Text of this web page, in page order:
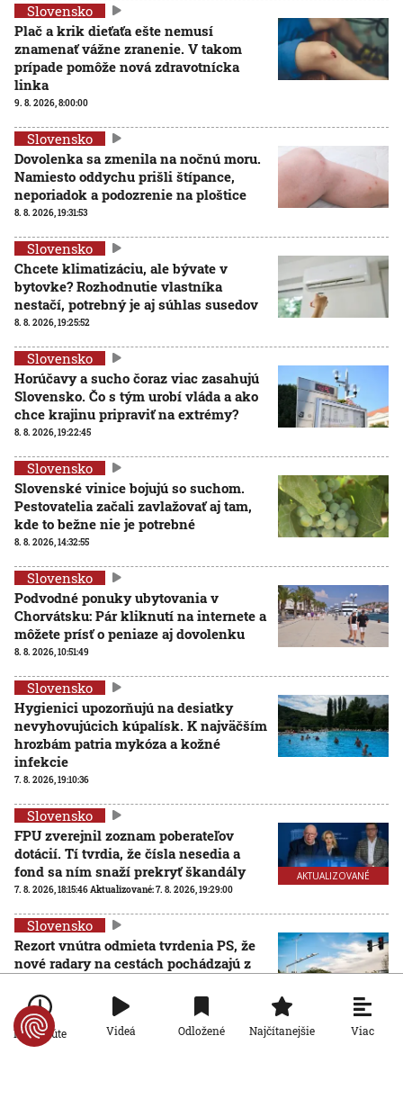
Slovensko
Plač a krik dieťaťa ešte nemusí
znamenať vážne zranenie. V takom
prípade pomôže nová zdravotnícka
linka
9. 8. 2026, 8:00:00
Slovensko
Dovolenka sa zmenila na nočnú moru.
Namiesto oddychu prišli štípance,
neporiadok a podozrenie na ploštice
8. 8. 2026, 19:31:53
Slovensko
Chcete klimatizáciu, ale bývate v
bytovke? Rozhodnutie vlastníka
nestačí, potrebný je aj súhlas susedov
8. 8. 2026, 19:25:52
Slovensko
Horúčavy a sucho čoraz viac zasahujú
Slovensko. Čo s tým urobí vláda a ako
chce krajinu pripraviť na extrémy?
8. 8. 2026, 19:22:45
Slovensko
Slovenské vinice bojujú so suchom.
Pestovatelia začali zavlažovať aj tam,
kde to bežne nie je potrebné
8. 8. 2026, 14:32:55
Slovensko
Podvodné ponuky ubytovania v
Chorvátsku: Pár kliknutí na internete a
môžete prísť o peniaze aj dovolenku
8. 8. 2026, 10:51:49
Slovensko
Hygienici upozorňujú na desiatky
nevyhovujúcich kúpalísk. K najväčším
hrozbám patria mykóza a kožné
infekcie
7. 8. 2026, 19:10:36
AKTUALIZOVANÉ
Slovensko
FPU zverejnil zoznam poberateľov
dotácií. Tí tvrdia, že čísla nesedia a
fond sa ním snaží prekryť škandály
7. 8. 2026, 18:15:46Aktualizované:7. 8. 2026, 19:29:00
Slovensko
Rezort vnútra odmieta tvrdenia PS, že
nové radary na cestách pochádzajú z
pôvodu
7. 8. 2026, 13:08:52 Aktualizované: 7. 8. 2026, 19:12:00
Slovensko
Po minúte Videá Odložené Najčítanejšie Viac